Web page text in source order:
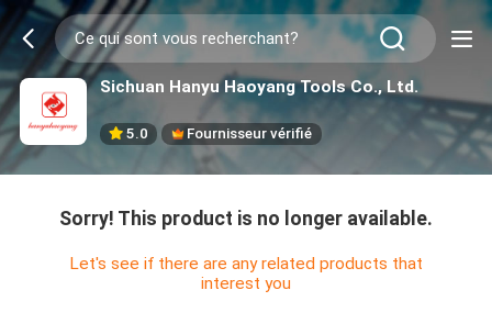
Sichuan Hanyu Haoyang Tools Co., Ltd.
5.0 Fournisseur vérifié
Sorry! This product is no longer available.
Let's see if there are any related products that
interest you